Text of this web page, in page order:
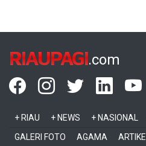
RIAUPAGI.com
+ RIAU + NEWS + NASIONAL
GALERI FOTO
AGAMA ARTIKEL